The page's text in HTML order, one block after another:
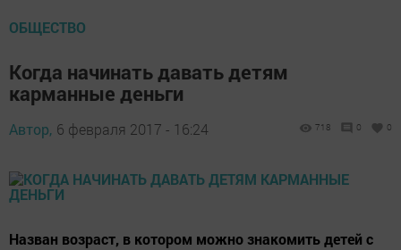
ОБЩЕСТВО
Когда начинать давать детям
карманные деньги
Автор, 6 февраля 2017 - 16:24 718 0 0
Назван возраст, в котором можно знакомить детей с